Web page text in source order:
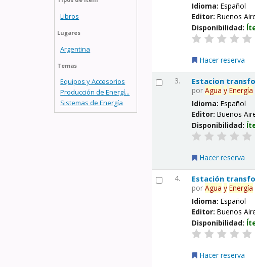
Libros
Lugares
Argentina
Temas
Equipos y Accesorios
Producción de Energí...
Sistemas de Energía
Idioma:Español
Editor:Buenos
Disponibilidad:
Hacer reserva
3. Estacion
porAgua y Energía
Idioma:Español
Editor:Buenos
Disponibilidad:
Hacer reserva
4. Estación
porAgua y Energía
Idioma:Español
Editor:Buenos
Disponibilidad:
Hacer reserva